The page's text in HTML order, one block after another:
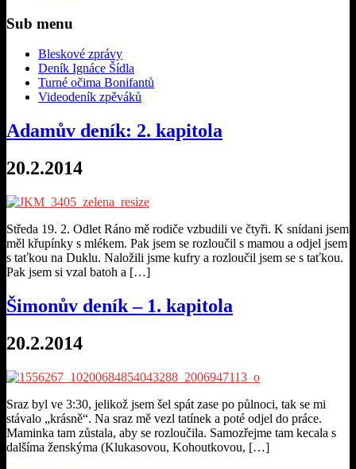
Sub menu
Bleskové zprávy
Deník Ignáce Šídla
Turné očima Bonifantů
Videodeník zpěváků
Adamův deník: 2. kapitola
20.2.2014
Středa 19. 2. Odlet Ráno mě rodiče vzbudili ve čtyři. K snídani jsem
měl křupínky s mlékem. Pak jsem se rozloučil s mamou a odjel jsem
s taťkou na Duklu. Naložili jsme kufry a rozloučil jsem se s taťkou.
Pak jsem si vzal batoh a […]
Šimonův deník – 1. kapitola
20.2.2014
Sraz byl ve 3:30, jelikož jsem šel spát zase po půlnoci, tak se mi
stávalo „krásně“. Na sraz mě vezl tatínek a poté odjel do práce.
Maminka tam zůstala, aby se rozloučila. Samozřejme tam kecala s
dalšíma ženskýma (Klukasovou, Kohoutkovou, […]